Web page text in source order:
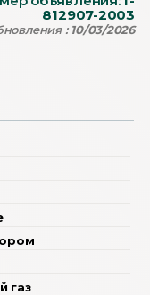
812907-2003
: 10/03/2026
газ